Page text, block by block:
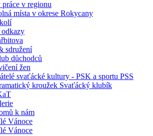
v regionu
místa v okrese Rokycany
sdružení
důchodců
žen
svaťácké kultury - PSK a sportu PSS
kroužek Svaťácký klubík
k nám
Vánoce
Vánoce